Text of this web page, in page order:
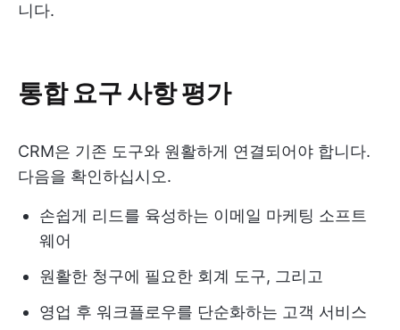
니다.
통합 요구 사항 평가
CRM은 기존 도구와 원활하게 연결되어야 합니다.
다음을 확인하십시오.
손쉽게 리드를 육성하는 이메일 마케팅 소프트
웨어
원활한 청구에 필요한 회계 도구, 그리고
영업 후 워크플로우를 단순화하는 고객 서비스